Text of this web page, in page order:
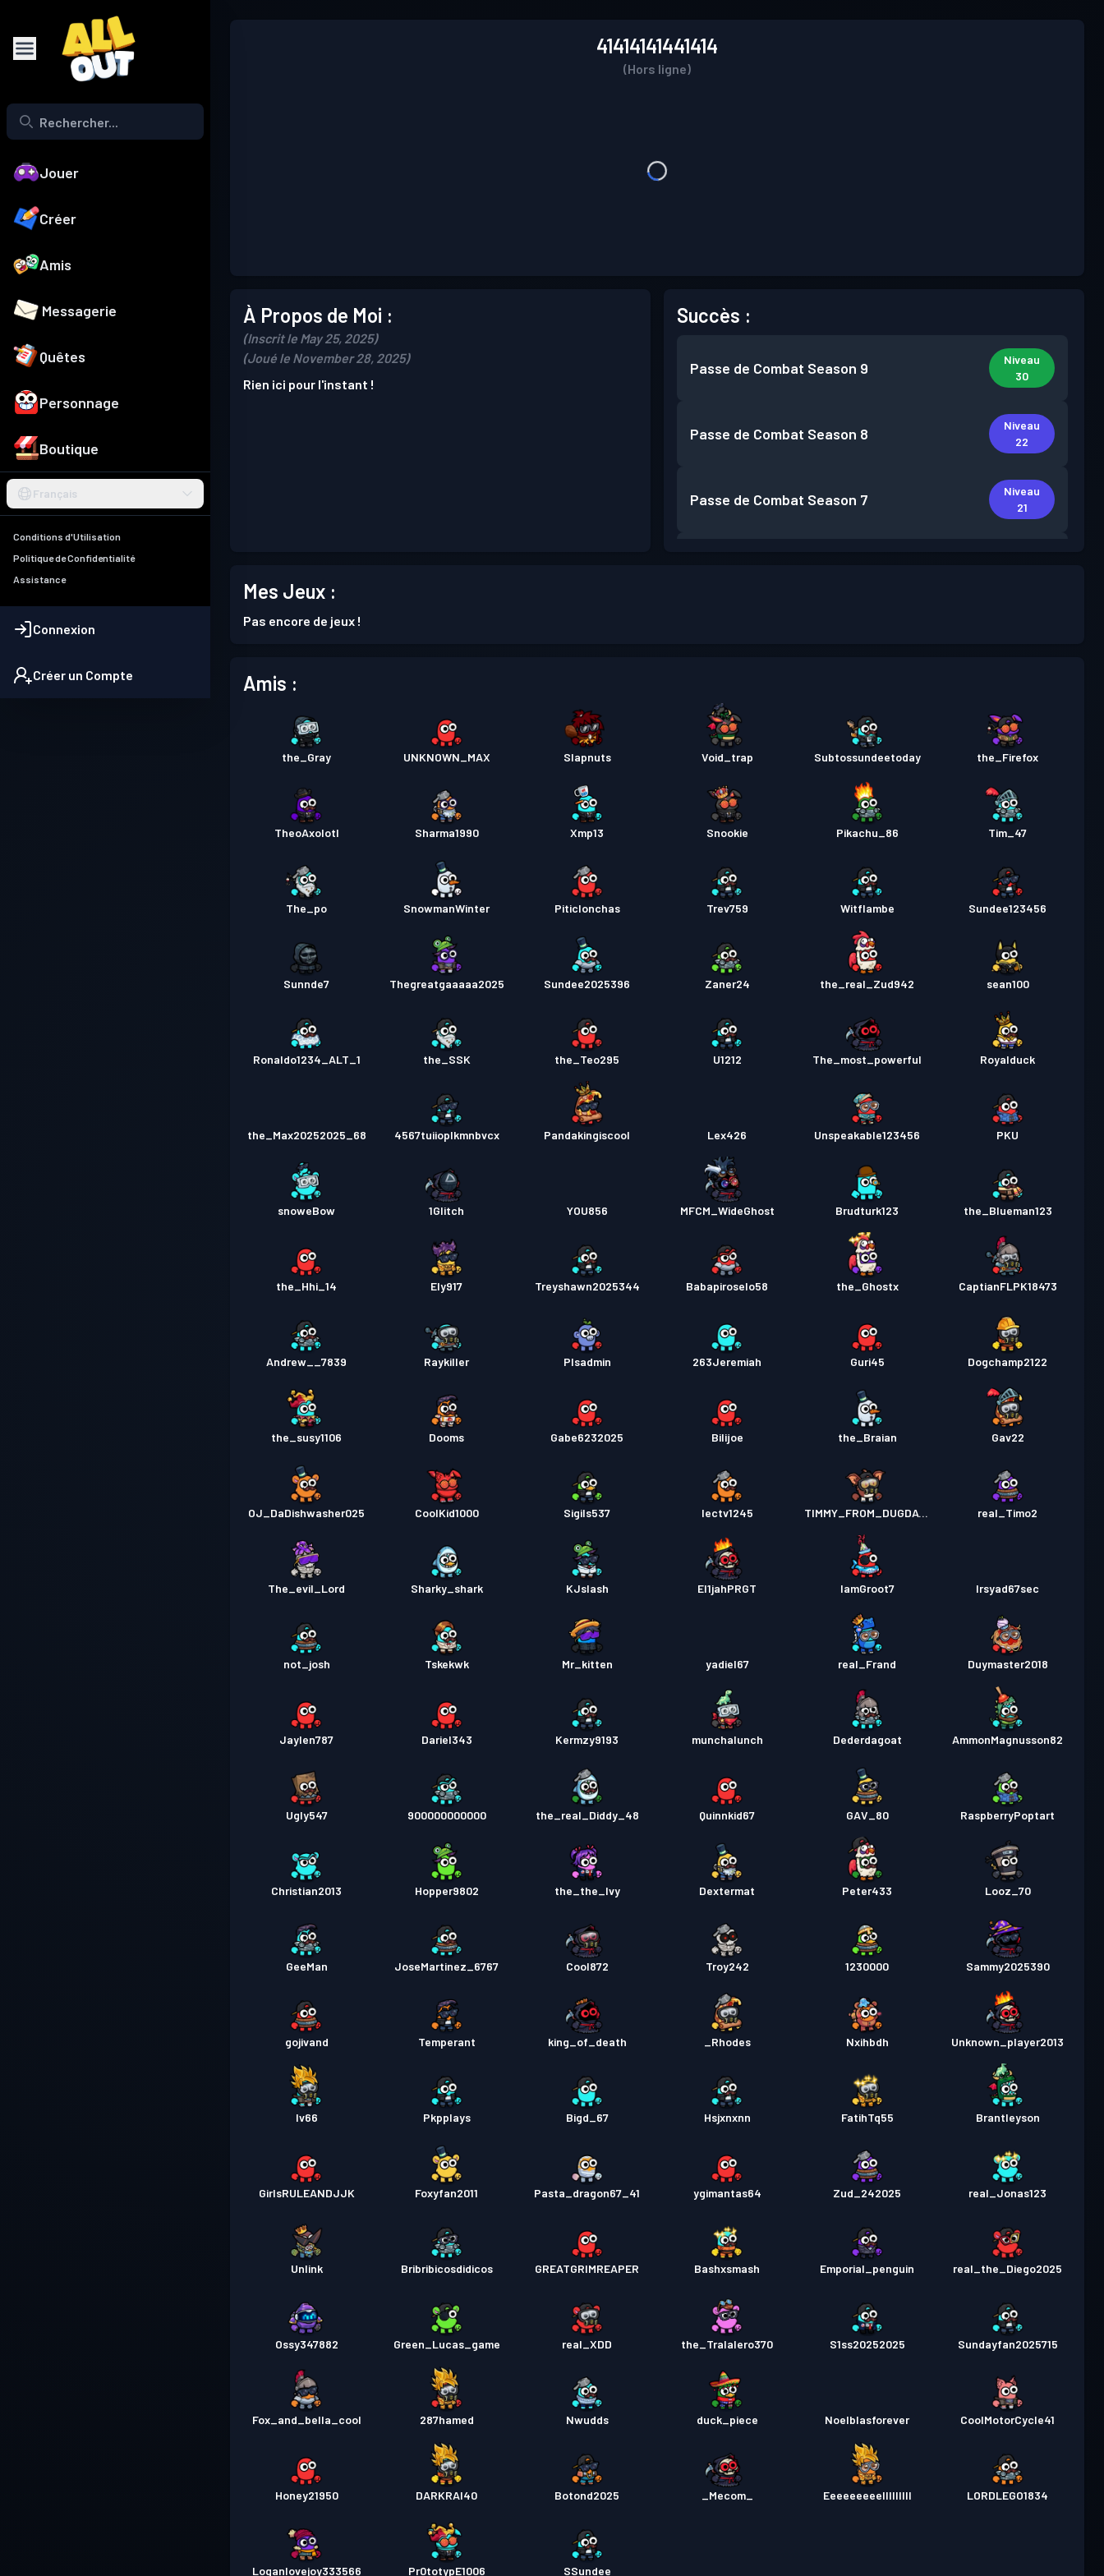
Jouer
Créer
Amis
Messagerie
Quêtes
Personnage
Boutique
Français
Conditions d'Utilisation
Politique de Confidentialité
Assistance
Connexion
Créer un Compte
41414141441414
(Hors ligne)
À Propos de Moi :
(Inscrit le May 25, 2025)
(Joué le November 28, 2025)
Rien ici pour l'instant !
Succès :
Passe de Combat Season 9
Niveau
30
Passe de Combat Season 8
Niveau
22
Passe de Combat Season 7
Niveau
21
Mes Jeux :
Pas encore de jeux !
Amis :
the_Gray UNKNOWN_MAX Slapnuts Void_trap Subtossundeetoday the_Firefox
TheoAxolotl Sharma1990 Xmp13 Snookie Pikachu_86 Tim_47
The_po SnowmanWinter Piticlonchas Trev759 Witflambe Sundee123456
Sunnde7 Thegreatgaaaaa2025 Sundee2025396 Zaner24 the_real_Zud942 sean100
Ronaldo1234_ALT_1 the_SSK the_Teo295 U1212 The_most_powerful Royalduck
the_Max20252025_68 4567tuiioplkmnbvcx Pandakingiscool Lex426 Unspeakable123456 PKU
snoweBow 1Glitch YOU856 MFCM_WideGhost Brudturk123 the_Blueman123
the_Hhi_14 Ely917 Treyshawn2025344 Babapiroselo58 the_Ghostx CaptianFLPK18473
Andrew__7839 Raykiller Plsadmin 263Jeremiah Guri45 Dogchamp2122
the_susy1106 Dooms Gabe6232025 Bilijoe the_Braian Gav22
OJ_DaDishwasher025 CoolKid1000 Sigils537 Iectv1245 TIMMY_FROM_DUGDAYS real_Timo2
The_evil_Lord Sharky_shark KJslash El1jahPRGT IamGroot7 Irsyad67sec
not_josh Tskekwk Mr_kitten yadiel67 real_Frand Duymaster2018
Jaylen787 Dariel343 Kermzy9193 munchalunch Dederdagoat AmmonMagnusson82
Ugly547 900000000000 the_real_Diddy_48 Quinnkid67 GAV_80 RaspberryPoptart
Christian2013 Hopper9802 the_the_Ivy Dextermat Peter433 Looz_70
GeeMan JoseMartinez_6767 Cool872 Troy242 1230000 Sammy2025390
gojivand Temperant king_of_death _Rhodes Nxihbdh Unknown_player2013
Iv66 Pkpplays Bigd_67 Hsjxnxnn FatihTq55 Brantleyson
GirlsRULEANDJJK Foxyfan2011 Pasta_dragon67_41 ygimantas64 Zud_242025 real_Jonas123
Unlink Bribribicosdidicos GREATGRIMREAPER Bashxsmash Emporial_penguin real_the_Diego2025
Ossy347882 Green_Lucas_game real_XDD the_Tralalero370 S1ss20252025 Sundayfan2025715
Fox_and_bella_cool 287hamed Nwudds duck_piece Noelblasforever CoolMotorCycle41
Honey21950 DARKRAI40 Botond2025 _Mecom_ Eeeeeeeeelllllllll LORDLEGO1834
Loganlovejoy333566 Pr0totypE1006 SSundee